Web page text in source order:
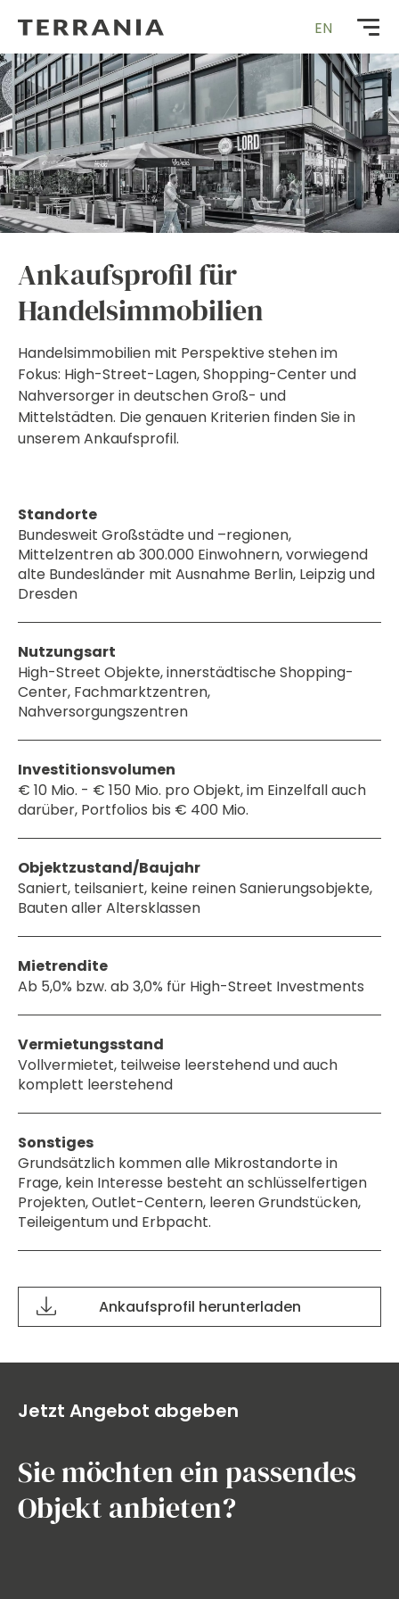
Zur
Startseite
EN
Ankaufsprofil für
Handelsimmobilien
Handelsimmobilien mit Perspektive stehen im
Fokus: High-Street-Lagen, Shopping-Center und
Nahversorger in deutschen Groß- und
Mittelstädten. Die genauen Kriterien finden Sie in
unserem Ankaufsprofil.
Standorte
Bundesweit Großstädte und –regionen,
Mittelzentren ab 300.000 Einwohnern, vorwiegend
alte Bundesländer mit Ausnahme Berlin, Leipzig und
Dresden
Nutzungsart
High-Street Objekte, innerstädtische Shopping-
Center, Fachmarktzentren,
Nahversorgungszentren
Investitionsvolumen
€ 10 Mio. - € 150 Mio. pro Objekt, im Einzelfall auch
darüber, Portfolios bis € 400 Mio.
Objektzustand/Baujahr
Saniert, teilsaniert, keine reinen Sanierungsobjekte,
Bauten aller Altersklassen
Mietrendite
Ab 5,0% bzw. ab 3,0% für High-Street Investments
Vermietungsstand
Vollvermietet, teilweise leerstehend und auch
komplett leerstehend
Sonstiges
Grundsätzlich kommen alle Mikrostandorte in
Frage, kein Interesse besteht an schlüsselfertigen
Projekten, Outlet-Centern, leeren Grundstücken,
Teileigentum und Erbpacht.
Ankaufsprofil herunterladen
Jetzt Angebot abgeben
Sie möchten ein passendes
Objekt anbieten?